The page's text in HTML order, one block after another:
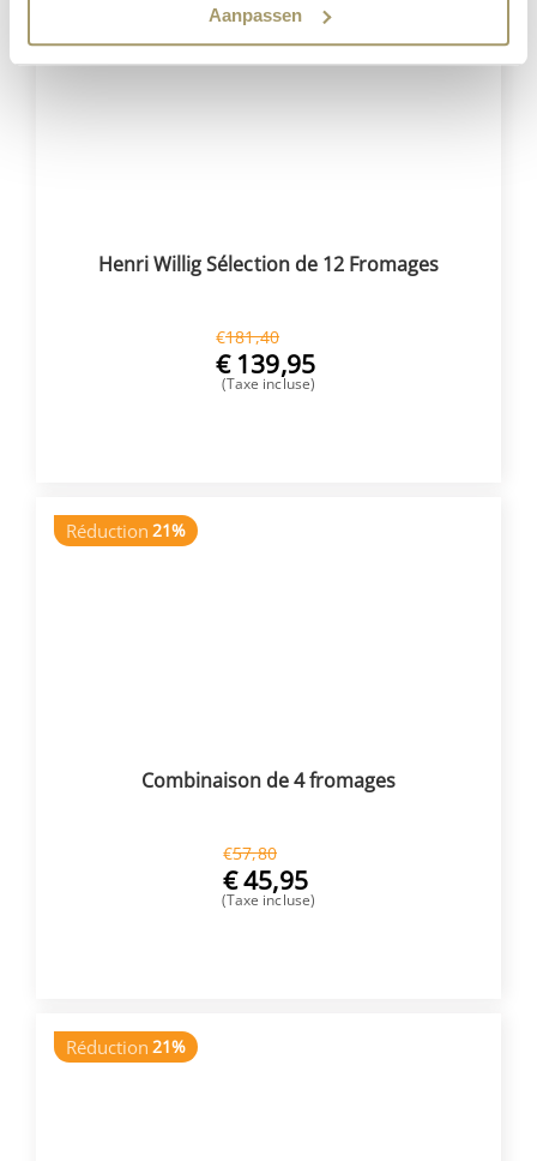
Aanpassen
Henri Willig Sélection de 12 Fromages
€181,40
€ 139,95
(Taxe incluse)
Réduction 21%
Combinaison de 4 fromages
€57,80
€45,95
(Taxe incluse)
Réduction 21%